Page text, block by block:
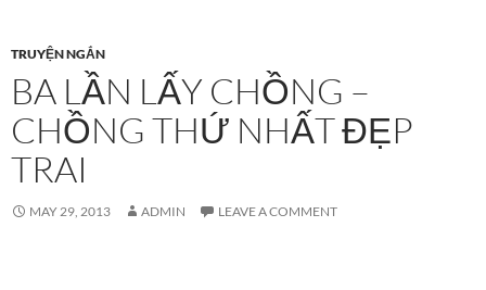
TRUYỆN NGẮN
BA LẦN LẤY CHỒNG –
CHỒNG THỨ NHẤT ĐẸP
TRAI
MAY 29, 2013 ADMIN LEAVE A COMMENT